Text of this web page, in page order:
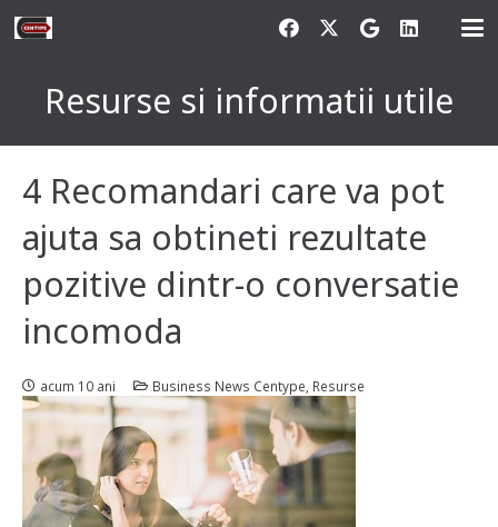
Resurse si informatii utile
4 Recomandari care va pot
ajuta sa obtineti rezultate
pozitive dintr-o conversatie
incomoda
acum 10 ani Business News Centype Resurse